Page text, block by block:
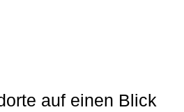
auf einen Blick